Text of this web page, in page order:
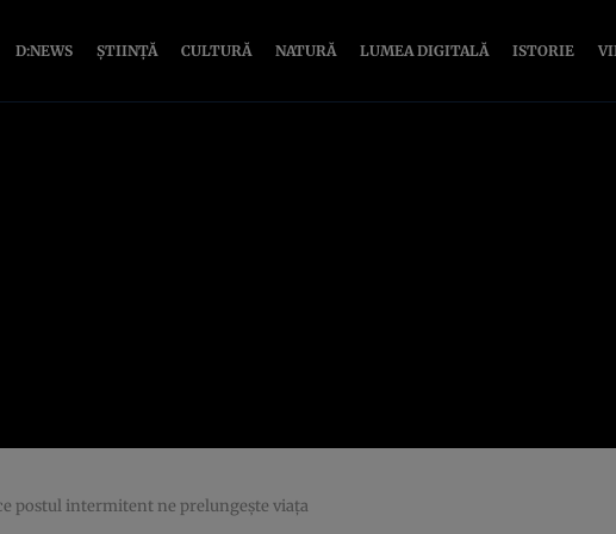
D:NEWS ȘTIINȚĂ CULTURĂ NATURĂ LUMEA DIGITALĂ ISTORIE
postul intermitent ne prelungește viața